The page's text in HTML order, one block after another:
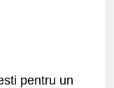
pentru un